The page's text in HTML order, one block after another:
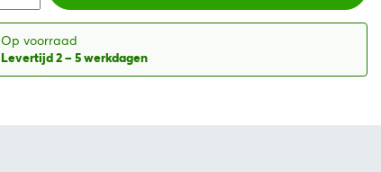
Op voorraad
Levertijd 2 – 5 werkdagen